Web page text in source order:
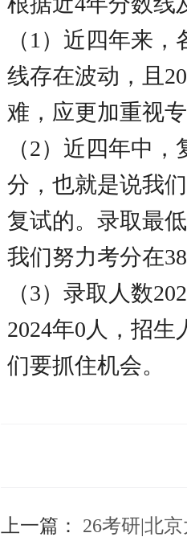
（1）近四年来
线存在波动，且
难，应更加重视
（2）近四年中
分，也就是说我
复试的。录取最
我们努力考分在
（3）录取人数
2024年0人，招
们要抓住机会。
以上是关于【26
研分数线解读】
上一篇： 26考研|北